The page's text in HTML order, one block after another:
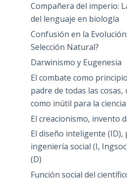
Compañera del imperio:
del lenguaje en biología
Confusión en la
Selección Natural?
Darwinismo y Eugenesia
El combate como
padre de todas las cosas,
como inútil para la ciencia
El creacionismo, invento
El diseño inteligente (ID),
ingeniería social (I,
(D)
Función social del